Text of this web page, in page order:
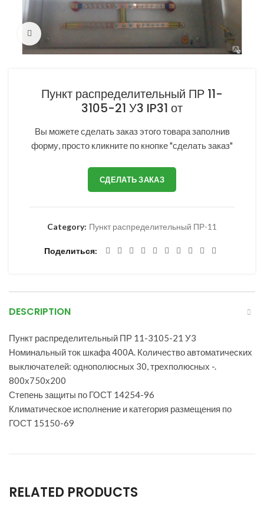
Пункт распределительный ПР 11-
3105-21 У3 IP31 от
Вы можете сделать заказ этого товара заполнив
форму, просто кликните по кнопке "сделать заказ"
СДЕЛАТЬ ЗАКАЗ
Category: Пункт распределительный ПР-11
Поделиться
DESCRIPTION
Пункт распределительный ПР 11-3105-21 У3
Номинальный ток шкафа 400А. Количество автоматических
выключателей: однополюсных 30, трехполюcных -.
800х750х200
Степень защиты по ГОСТ 14254-96
Климатическое исполнение и категория размещения по
ГОСТ 15150-69
RELATED PRODUCTS